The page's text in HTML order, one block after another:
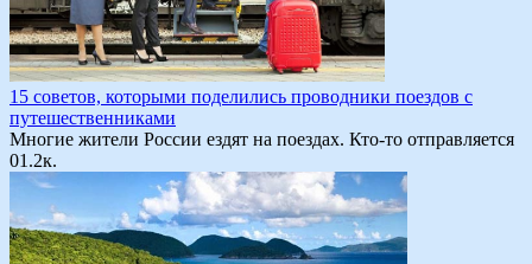
15 советов, которыми поделились проводники поездов с
путешественниками
Многие жители России ездят на поездах. Кто-то отправляется
01.2к.